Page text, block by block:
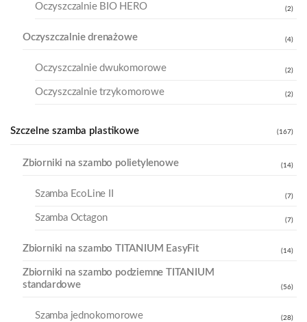
Oczyszczalnie BIO HERO (2)
Oczyszczalnie drenażowe (4)
Oczyszczalnie dwukomorowe (2)
Oczyszczalnie trzykomorowe (2)
Szczelne szamba plastikowe (167)
Zbiorniki na szambo polietylenowe (14)
Szamba EcoLine II (7)
Szamba Octagon (7)
Zbiorniki na szambo TITANIUM EasyFit (14)
Zbiorniki na szambo podziemne TITANIUM
standardowe
(56)
Szamba jednokomorowe (28)